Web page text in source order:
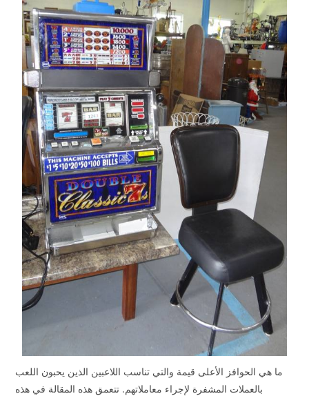
ما هي الحوافز الأعلى قيمة والتي تناسب اللاعبين الذين يحبون اللعب
بالعملات المشفرة لإجراء معاملاتهم. تتعمق هذه المقالة في هذه